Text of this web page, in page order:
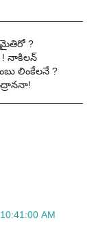
?
నాకిలన్
లింకేలనే ?
AM